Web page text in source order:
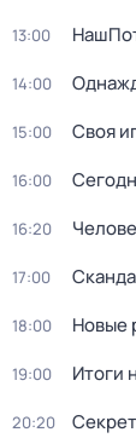
13:00
14:00
15:00 Своя
16:00
16:20
17:00
18:00 Новые
19:00 Итоги
20:20